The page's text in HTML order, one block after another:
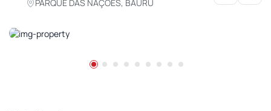
PARQUE DAS NAÇOES, BAURU